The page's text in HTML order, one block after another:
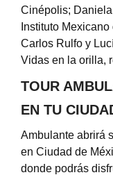
Cinépolis;
Instituto
Carlos Rulfo y
Vidas en la orilla,
TOUR
EN TU
Ambulante abrirá
en Ciudad de
donde podrás